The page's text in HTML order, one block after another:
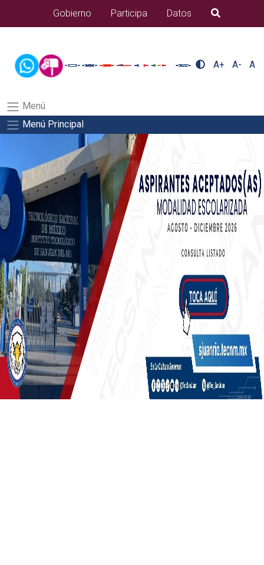
docentes/pdfSalida del comando:
Gobierno Participa Datos B�squeda
A+ A- A
Menú
Menú Principal